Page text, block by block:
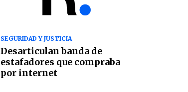
SEGURIDAD Y JUSTICIA
Desarticulan banda de
estafadores que compraba
por internet